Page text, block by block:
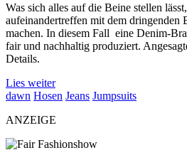
Was sich alles auf die Beine stellen
aufeinandertreffen mit dem dringenden
machen. In diesem Fall eine Denim-
fair und nachhaltig produziert.
Details.
Lies weiter
dawn Hosen Jeans Jumpsuits
ANZEIGE